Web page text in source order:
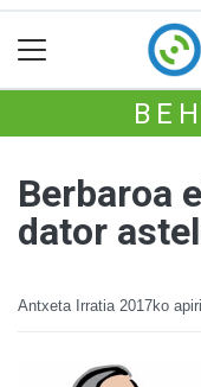
Berbaroa
dator
Antxeta Irratia 2017ko